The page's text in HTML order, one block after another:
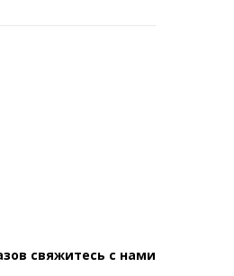
свяжитесь с нами